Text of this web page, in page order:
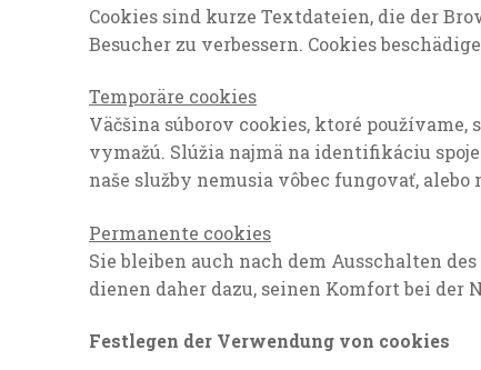
Cookies sind kurze Textdateien, die der
Besucher zu verbessern. Cookies
Temporäre cookies
Väčšina súborov cookies, ktoré
vymažú. Slúžia najmä na identifikáciu
naše služby nemusia vôbec fungovať,
Permanente cookies
Sie bleiben auch nach dem Ausschalten
dienen daher dazu, seinen Komfort bei der
Festlegen der Verwendung von cookies